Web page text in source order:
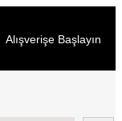
Alışverişe Başlayın